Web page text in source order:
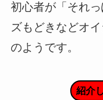
初心者が「それ
ズもどきなどオ
のようです。
紹介